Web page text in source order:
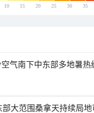
10 15 20 25 30 35
气南下中东部多地暑热
大范围桑拿天持续局